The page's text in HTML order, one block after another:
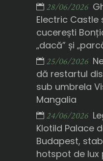
28/06/2026
Electric Castle
cucerești
„dacă” și
25/06/2026
dă restartul
sub umbrela
Mangalia
24/06/2026
Klotild Palace
Budapest,
hotspot de lux